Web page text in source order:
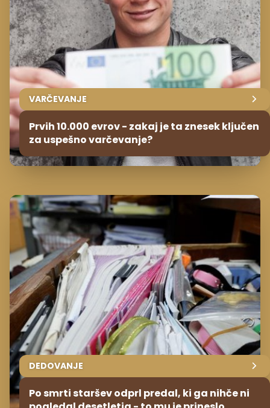
za uspešno varčevanje?
DEDOVANJE
Po smrti staršev odprl predal, ki ga nihče ni
pogledal desetletja - to mu je prineslo
110.000 evrov
E-novice
Prijavi se na e-novičke in bodi na tekočem z aktualnimi
novicami. Zate jih pripravlja uredništvo Cekin.si.